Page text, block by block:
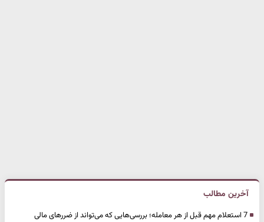
آخرین مطالب
7 استعلام مهم قبل از هر معامله؛ بررسی‌هایی که می‌تواند از ضررهای مالی